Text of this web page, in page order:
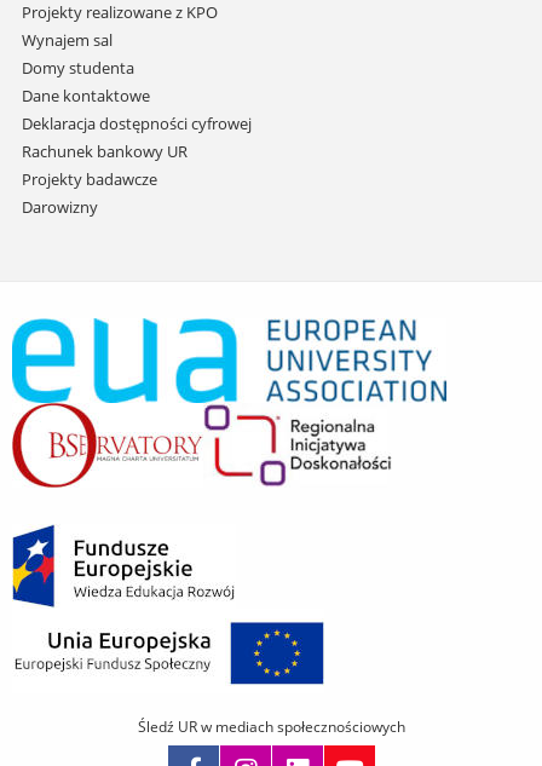
Projekty realizowane z KPO
Wynajem sal
Domy studenta
Dane kontaktowe
Deklaracja dostępności cyfrowej
Rachunek bankowy UR
Projekty badawcze
Darowizny
Śledź UR w mediach społecznościowych